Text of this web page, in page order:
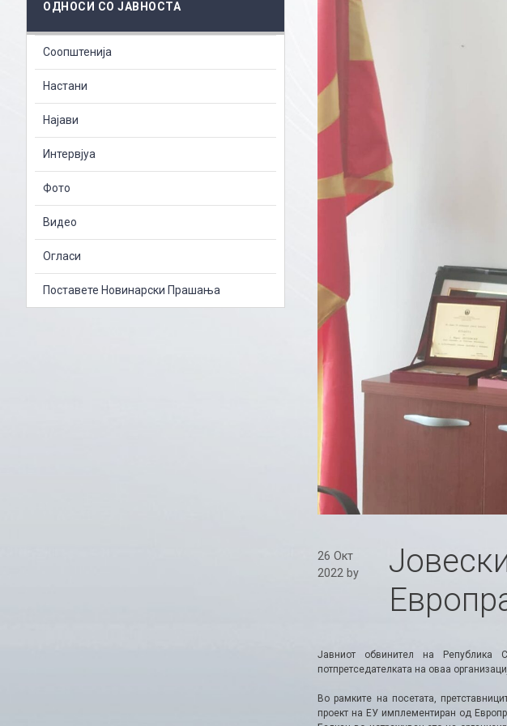
26 Окт
2022 by
Јавниот обвинител на Република
потпретседателката на оваа
Во рамките на посетата,
проект на ЕУ имплементиран од
ОДНОСИ СО ЈАВНОСТА
Соопштенија
Настани
Најави
Интервјуа
Фото
Видео
Огласи
Поставете Новинарски Прашања